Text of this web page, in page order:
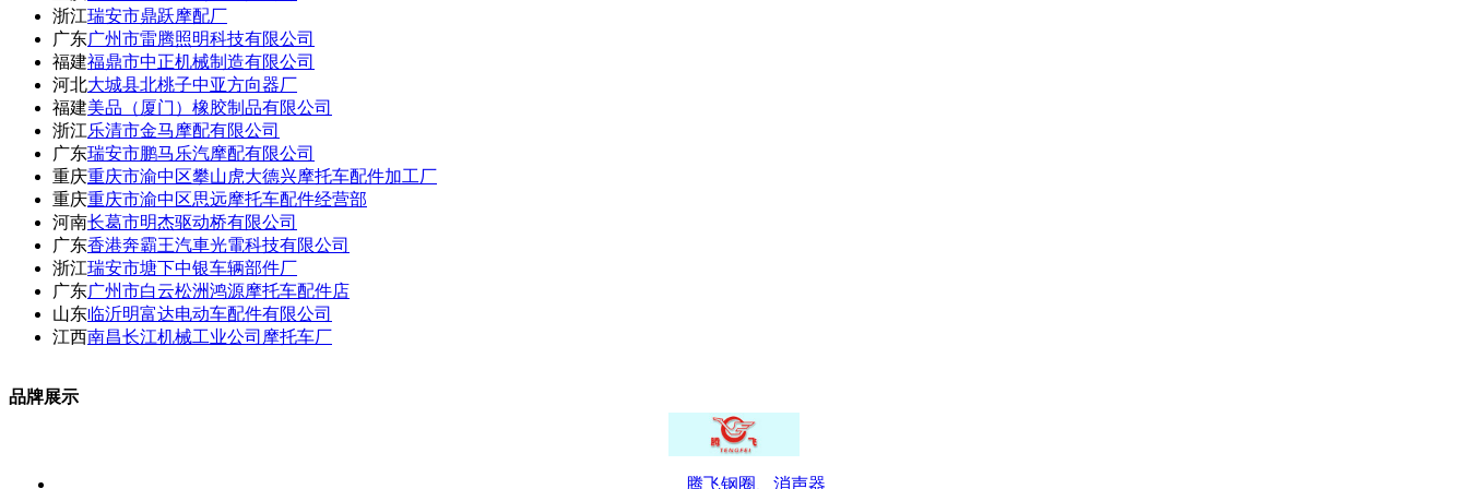
浙江瑞安市鼎跃摩配厂
广东广州市雷腾照明科技有限公司
福建福鼎市中正机械制造有限公司
河北大城县北桃子中亚方向器厂
福建美品（厦门）橡胶制品有限公司
浙江乐清市金马摩配有限公司
广东瑞安市鹏马乐汽摩配有限公司
重庆重庆市渝中区攀山虎大德兴摩托车配件加工厂
重庆重庆市渝中区思远摩托车配件经营部
河南长葛市明杰驱动桥有限公司
广东香港奔霸王汽車光電科技有限公司
浙江瑞安市塘下中银车辆部件厂
广东广州市白云松洲鸿源摩托车配件店
山东临沂明富达电动车配件有限公司
江西南昌长江机械工业公司摩托车厂
品牌展示
腾飞钢圈、消声器